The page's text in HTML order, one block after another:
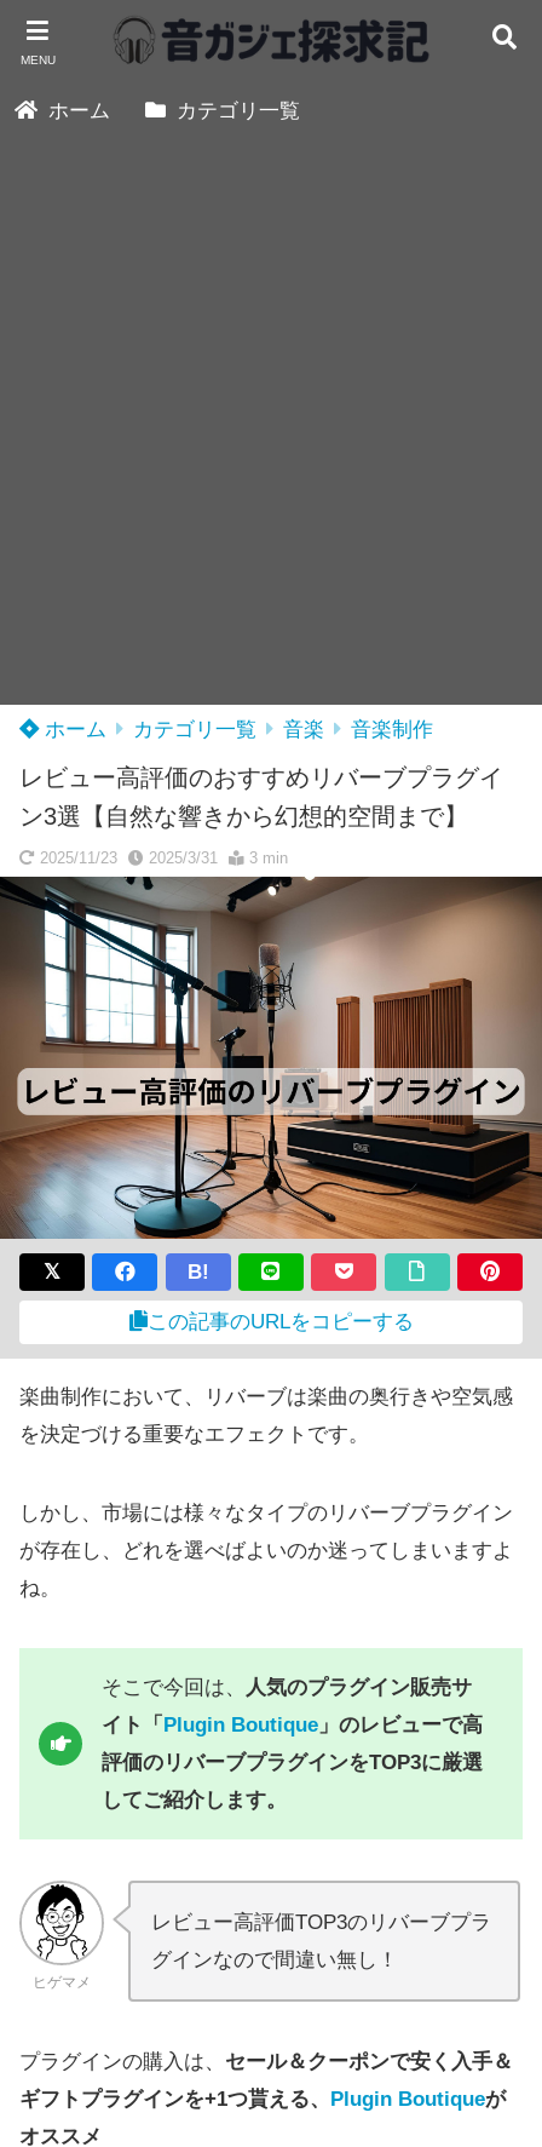
MENU
ホーム カテゴリ一覧
ホーム カテゴリ一覧 音楽 音楽制作
レビュー高評価のおすすめリバーブプラグイ
ン3選【自然な響きから幻想的空間まで】
2025/11/23 2025/3/31 3 min
B!
この記事のURLをコピーする
楽曲制作において、リバーブは楽曲の奥行きや空気感
を決定づける重要なエフェクトです。
しかし、市場には様々なタイプのリバーブプラグイン
が存在し、どれを選べばよいのか迷ってしまいますよ
ね。
そこで今回は、
人気のプラグイン販売サ
イト「 Plugin Boutique 」のレビューで高
評価のリバーブプラグインをTOP3に厳選
してご紹介します。
ヒゲマメ
レビュー高評価TOP3のリバーブプラ
グインなので間違い無し！
プラグインの購入は、 セール＆クーポンで安く入手＆
ギフトプラグインを+1つ貰える、 Plugin Boutiqueが
オススメ